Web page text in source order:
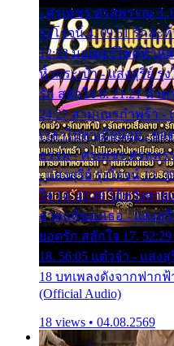
- ศรเพชร ศรสุพรรณ 3.
รุ่งโรจน์ 4. 09:51 รักส
12:23 มอเตอร์ไซค์ทำห
หิ้วกระเป๋า - แสงสุรีย์ รุ่ง
รัก สลักใจ 8. 21:21 น้ำ
24:27 สามเณรกำพร้า -
เวลาไปหาเมียน้อย - ยอ
ธรรม - ศรเพชร ศรสุพ
- แสงสุรีย์ รุ่งโรจน์ 13.
ใจ 14. 42:49 ไอ้หวังตา
ธาตุแท้ของเธอ - แสงสุ
ยอดรัก สลักใจ 17.
18. 56:05 แต๋วจ๋า - แสง
18 บทเพลงดังจากฟาก
(Official Audio)
18 views • 04.08.2569